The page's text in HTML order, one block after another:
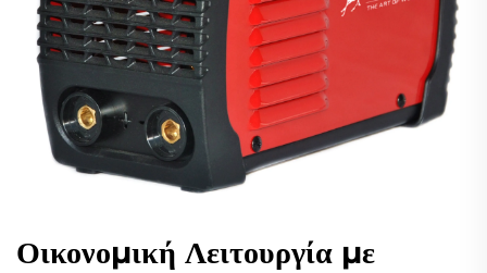
Οικονομική Λειτουργία με